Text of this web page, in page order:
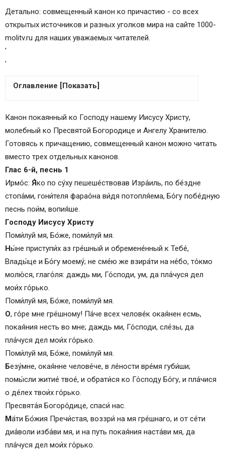
Детально: совмещенный канон ко причастию - со всех
открытых источников и разных уголков мира на сайте 1000-
molitv.ru для наших уважаемых читателей.
'
'
Оглавление [Показать]
Седален, глас 6-й
Песнь 6
Кондак покаянного канона
Икос
Молитва ко Господу нашему Иисусу Христу
Молитвы ко Пресвятой Богородице
Молитва Ангелу хранителю
Окончание молитв
Канон покаянный ко Господу нашему Иисусу Христу,
молебный ко Пресвятой Богородице и Ангелу Хранителю.
Готовясь к причащению, совмещенный канон можно читать
вместо трех отдельных канонов.
Глас 6-й, песнь 1
Ирмо́с: Я́ко по су́ху пешеше́ствовав Изра́иль, по бе́здне
стопа́ми, гони́теля фарао́на ви́дя потопля́ема, Бо́гу побе́дную
песнь пои́м, вопия́ше.
Господу Иисусу Христу
Поми́луй мя, Бо́же, поми́луй мя.
Ны́не приступи́х аз гре́шный и обремене́нный к Тебе́,
Влады́це и Бо́гу моему́; не сме́ю же взира́ти на не́бо, то́кмо
молю́ся, глаго́ля: даждь ми, Го́споди, ум, да пла́чуся дел
мои́х го́рько.
Поми́луй мя, Бо́же, поми́луй мя.
О, го́ре мне гре́шному! Па́че всех челове́к окая́нен есмь,
покая́ния несть во мне; даждь ми, Го́споди, сле́зы, да
пла́чуся дел мои́х го́рько.
Поми́луй мя, Бо́же, поми́луй мя.
Безу́мне, окая́нне челове́че, в ле́ности вре́мя губи́ши;
помы́сли житие́ твое́, и обрати́ся ко Го́споду Бо́гу, и пла́чися
о де́лех твои́х го́рько.
Пресвята́я Богоро́дице, спаси́ нас.
Ма́ти Бо́жия Пречи́стая, воззри́ на мя гре́шнаго, и от се́ти
диа́воли изба́ви мя, и на путь покая́ния наста́ви мя, да
пла́чуся дел мои́х го́рько.